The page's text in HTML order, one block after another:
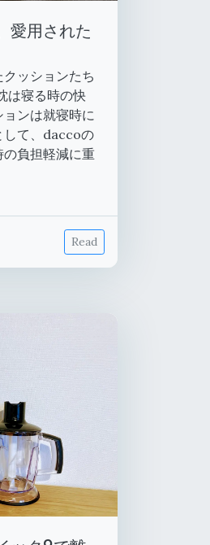
愛用された
ッションたち
は寝る時の快
ンは就寝時に
して、daccoの
負担軽減に重
Read